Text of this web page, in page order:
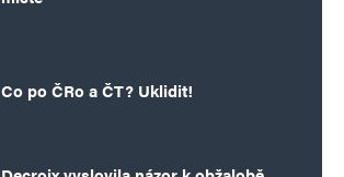
Co po ČRo a ČT? Uklidit!